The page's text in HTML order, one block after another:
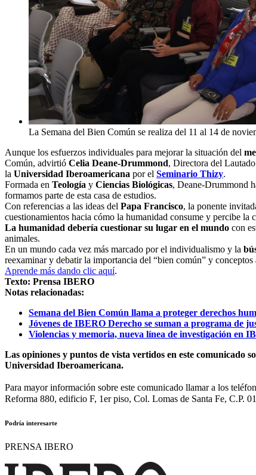
La Semana del Bien Común se realiza del 11 al 14 de
Aunque los esfuerzos individuales para mejorar la situación del
Común, advirtió Celia Deane-Drummond, Directora del
la Universidad Iberoamericana por el Seminario Thizy.
Formada en Teología y Ciencias Biológicas, Deane-Drummond
formamos parte de esta casa de estudios.
Con referencias a las ideas del Papa Francisco, la ponente
cuestionamientos hacia cómo la humanidad consume y percibe
La humanidad debería cuestionar su lugar en el mundo con
animales.
En un mundo cada vez más marcado por el individualismo y la
reexaminar y debatir la importancia del “bien común” y
Aprende más dando clic aquí.
Texto: Prensa IBERO
Notas relacionadas:
Semana del Bien Común llama a proteger derechos
Jóvenes de IBERO Derecho se suman a programa de
Violencias y memoria, nueva línea de investigación en
Las opiniones y puntos de vista vertidos en este comunicado
Universidad Iberoamericana.
Para mayor información sobre este comunicado llamar a los
Reforma 880, edificio F, 1er piso, Col. Lomas de Santa Fe, C.P.
Podría interesarte
PRENSA IBERO